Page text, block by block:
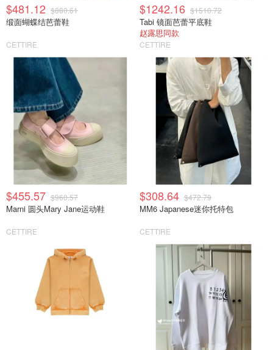
$481.12 $880.61
缎面蝴蝶结芭蕾鞋
CETTIRE
$1242.16 $1510.72
Tabi 镜面芭蕾平底鞋
赵露思同款
CETTIRE
$455.57 $960.57
Marni 圆头Mary Jane运动鞋
CETTIRE
$308.64 $472.79
MM6 Japanese迷你托特包
CETTIRE